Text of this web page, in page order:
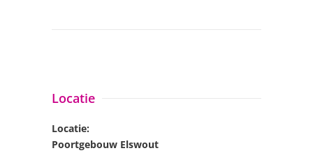
Locatie
Locatie:
Poortgebouw Elswout